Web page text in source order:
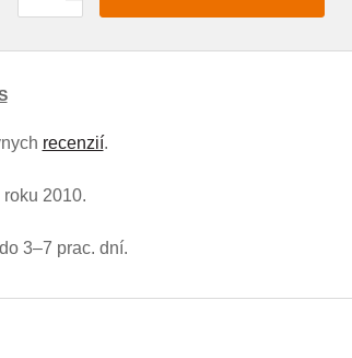
recenzií.
2010.
3–7 prac. dní.